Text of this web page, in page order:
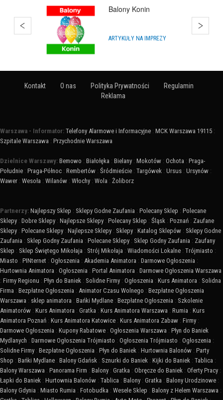
Balony Konin
ARTYKUŁY NA IMPREZY
Kontakt O nas Polityka Prywatności
Regulamin
Reklama
Warszawa - Informator: Telefony Alarmowe i Informacyjne : MCK Warszawa 19115 :
Szpitale Warszawa : Przychodnie Warszawa
Dzielnice Warszawy: Bemowo : Białołęka : Bielany : Mokotów : Ochota : Praga-
Południe : Praga-Północ : Rembertów : Śródmieście : Targówek : Ursus : Ursynów :
Wawer : Wesoła : Wilanów : Włochy : Wola : Żoliborz
Partnerzy: Najlepszy Sklep : Sklepy Godne Zaufania : Polecany Sklep : Polecane
Sklepy : Dobre Sklepy : Najlepsze Sklepy : Polecany Sklep : Śląsk : Poznań : Zaufane
Sklepy : Polecane Sklepy : Najlepsze Sklepy : Sklepy : Katalog Sklepów : Sklepy Godne
Zaufania : Sklep Godny Zaufania : Polecane Sklepy : Sklep Godny Zaufania : Zaufany
Sklep : Sklep Świętego Mikołaja : Strój Mikołaja : Wiadomości Lokalne : Trójmiasto :
Miasto : PINternet : Ogłoszenia : Akademia Animatora : Darmowe Ogłoszenia :
Hurtownia Animatora : Ogłoszenia : Portal Animatora : Darmowe Ogłoszenia Warszawa
: Firmy Regionu : Płyn do Baniek : Solidne Firmy : Ogłoszenia : Kurs Animatora : Solidna
Firma : Bezpłatne Ogłoszenia : Animator Czasu Wolnego : Bezpłatne Ogłoszenia
Warszawa : sklep animatora : Bańki Mydlane : Bezpłatne Ogłoszenia : Szkolenie
Animatorów : Kurs Animatora : Gratka : Kurs Animatora Warszawa : Rumia : Kurs
Animatora Poznań : Kurs Animatora Katowice : Kurs Animatora Zabaw : Firmy :
Darmowe Ogłoszenia : Kupony Rabatowe : Ogłoszenia Warszawa : Płyn do Baniek
Mydlanych : Darmowe Ogłoszenia Trójmiasto : Ogłoszenia Trójmiasto : Ogłoszenia :
Solidne Firmy : Bezpłatne Ogłoszenia : Płyn do Baniek : Hurtownia Balonów : Party
Shop : Bańki Mydlane : Balony Gdańsk : Sznurki do Baniek : Kijki do Baniek : Tablica :
Balony Warszawa : Panorama Firm : Balony : Gratka : Obręcze do Baniek : Oferty Pracy :
Łapki do Baniek : Hurtownia Balonów : Tablica : Balony : Gratka : Balony Urodzinowe :
Balony Gdynia : Miasto Rumia : Fotobudka : Wesele Sklep : Balony z Helem Warszawa :